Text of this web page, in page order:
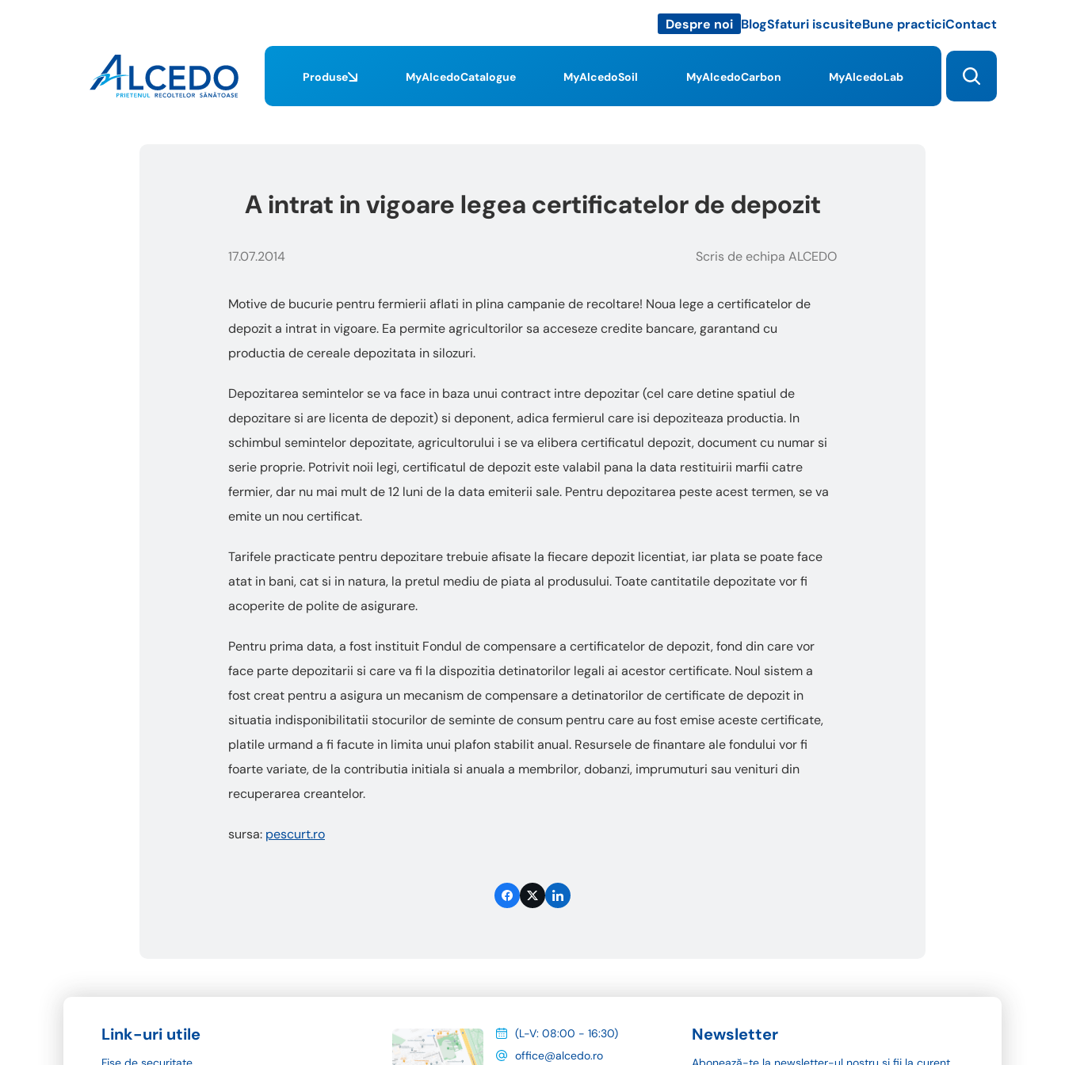
Produse MyAlcedoCatalogue MyAlcedoSoil MyAlcedoCarbon MyAlcedoLab
Despre noi BlogSfaturi iscusiteBune practiciContact
A intrat in vigoare legea certificatelor de depozit
17.07.2014 Scris de echipa ALCEDO
Motive de bucurie pentru fermierii aflati in plina campanie de recoltare! Noua lege a certificatelor de
depozit a intrat in vigoare. Ea permite agricultorilor sa acceseze credite bancare, garantand cu
productia de cereale depozitata in silozuri.
Depozitarea semintelor se va face in baza unui contract intre depozitar (cel care detine spatiul de
depozitare si are licenta de depozit) si deponent, adica fermierul care isi depoziteaza productia. In
schimbul semintelor depozitate, agricultorului i se va elibera certificatul depozit, document cu numar si
serie proprie. Potrivit noii legi, certificatul de depozit este valabil pana la data restituirii marfii catre
fermier, dar nu mai mult de 12 luni de la data emiterii sale. Pentru depozitarea peste acest termen, se va
emite un nou certificat.
Tarifele practicate pentru depozitare trebuie afisate la fiecare depozit licentiat, iar plata se poate face
atat in bani, cat si in natura, la pretul mediu de piata al produsului. Toate cantitatile depozitate vor fi
acoperite de polite de asigurare.
Pentru prima data, a fost instituit Fondul de compensare a certificatelor de depozit, fond din care vor
face parte depozitarii si care va fi la dispozitia detinatorilor legali ai acestor certificate. Noul sistem a
fost creat pentru a asigura un mecanism de compensare a detinatorilor de certificate de depozit in
situatia indisponibilitatii stocurilor de seminte de consum pentru care au fost emise aceste certificate,
platile urmand a fi facute in limita unui plafon stabilit anual. Resursele de finantare ale fondului vor fi
foarte variate, de la contributia initiala si anuala a membrilor, dobanzi, imprumuturi sau venituri din
recuperarea creantelor.
sursa: pescurt.ro
Link-uri utile
(L-V: 08:00 - 16:30)
office@alcedo.ro
Newsletter